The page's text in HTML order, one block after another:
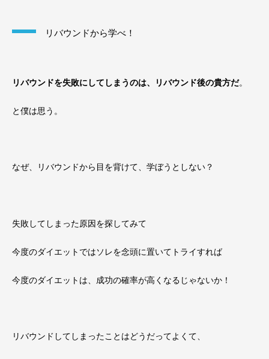
リバウンドから学べ！
リバウンドを失敗にしてしまうのは、リバウンド後の貴方だ。
と僕は思う。
なぜ、リバウンドから目を背けて、学ぼうとしない？
失敗してしまった原因を探してみて
今度のダイエットではソレを念頭に置いてトライすれば
今度のダイエットは、成功の確率が高くなるじゃないか！
リバウンドしてしまったことはどうだってよくて、